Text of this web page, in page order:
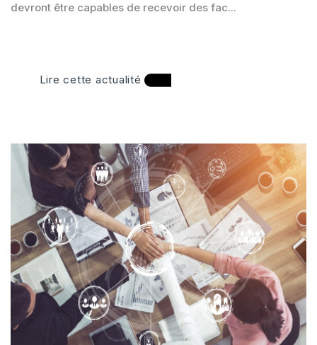
devront être capables de recevoir des fac...
Lire cette actualité